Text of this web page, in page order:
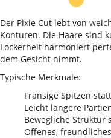
Der Pixie Cut lebt von
Konturen. Die Haare sind
Lockerheit harmoniert
dem Gesicht nimmt.
Typische Merkmale:
Fransige Spitzen
Leicht längere
Bewegliche Struktur
Offenes,